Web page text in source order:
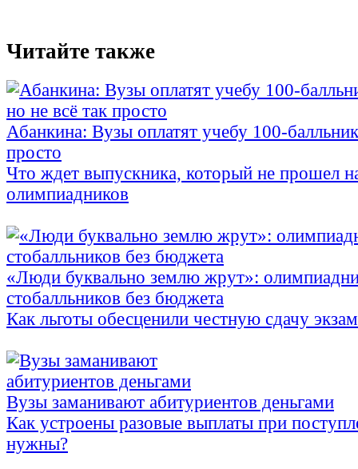
Читайте также
Абанкина: Вузы оплатят учебу 100-
просто
Что ждет выпускника, который не прошел
олимпиадников
«Люди буквально землю жрут»:
стобалльников без бюджета
Как льготы обесценили честную сдачу
Вузы заманивают абитуриентов деньгами
Как устроены разовые выплаты при
нужны?